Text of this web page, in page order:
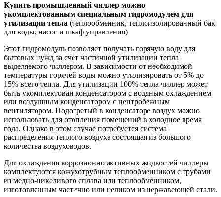
Купить промышленный чиллер можно
укомплектованным специальным гидромодулем для
утилизации тепла (теплообменник, теплоизолированный бак
для воды, насос и шкаф управления)
Этот гидромодуль позволяет получать горячую воду для
бытовых нужд за счет частичной утилизации тепла
выделяемого чиллером. В зависимости от необходимой
температуры горячей воды можно утилизировать от 5% до
15% всего тепла. Для утилизации 100% тепла чиллер может
быть укомплектован конденсатором с водяным охлаждением
или воздушным конденсатором с центробежным
вентилятором. Подогретый в конденсаторе воздух можно
использовать для отопления помещений в холодное время
года. Однако в этом случае потребуется система
распределения теплого воздуха состоящая из большого
количества воздуховодов.
Для охлаждения коррозионно активных жидкостей чиллеры
комплектуются кожухотрубным теплообменником с трубами
из медно-никеливого сплава или теплообменником,
изготовленным частично или целиком из нержавеющей стали.